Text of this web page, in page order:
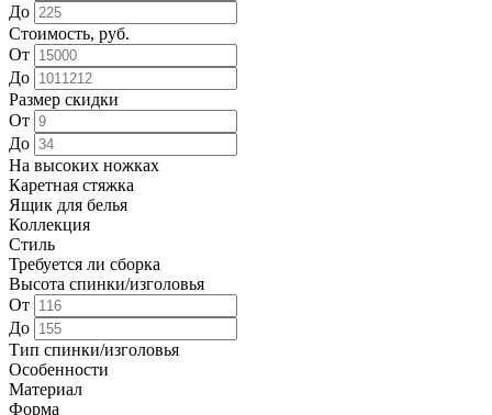
До
Стоимость, руб.
От
До
Размер скидки
От
До
На высоких ножках
Каретная стяжка
Ящик для белья
Коллекция
Стиль
Требуется ли сборка
Высота спинки/изголовья
От
До
Тип спинки/изголовья
Особенности
Материал
Форма